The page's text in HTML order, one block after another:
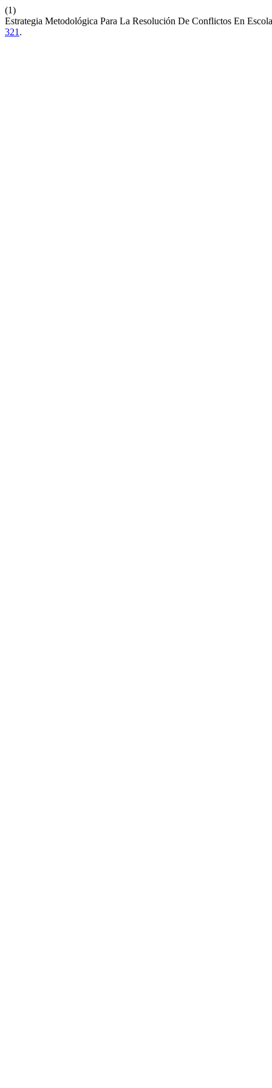
(1)
Estrategia Metodológica Para La Resolución De Conflictos En
321 .